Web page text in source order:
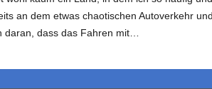
an dem etwas chaotischen Autoverkehr
daran, dass das Fahren mit…